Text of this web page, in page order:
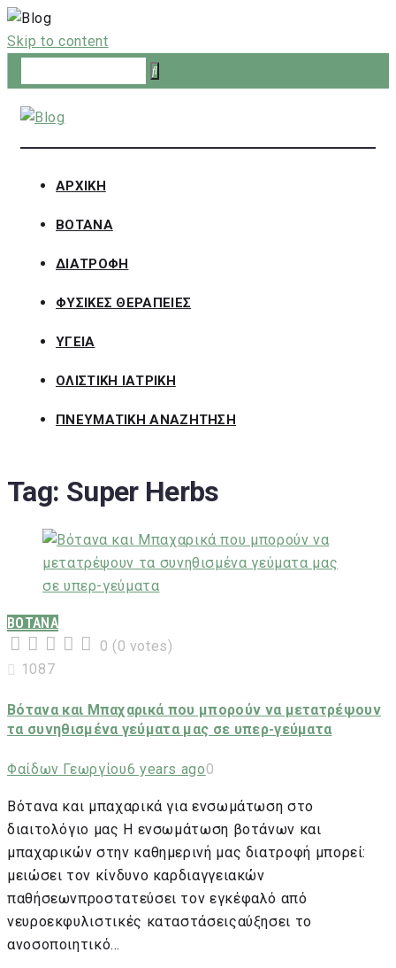
Skip to content
ΑΡΧΙΚΗ
ΒΟΤΑΝΑ
ΔΙΑΤΡΟΦΗ
ΦΥΣΙΚΕΣ ΘΕΡΑΠΕΙΕΣ
ΥΓΕΙΑ
ΟΛΙΣΤΙΚΗ ΙΑΤΡΙΚΗ
ΠΝΕΥΜΑΤΙΚΗ ΑΝΑΖΗΤΗΣΗ
Tag: Super Herbs
ΒΟΤΑΝΑ
3
2
1
0 (0 votes)
1087
Βότανα και Μπαχαρικά που μπορούν να μετατρέψουν
τα συνηθισμένα γεύματα μας σε υπερ-γεύματα
Φαίδων Γεωργίου6 years ago0
Βότανα και μπαχαρικά για ενσωμάτωση στο
διαιτολόγιο μας Η ενσωμάτωση βοτάνων και
μπαχαρικών στην καθημερινή μας διατροφή μπορεί:
μειώσει τον κίνδυνο καρδιαγγειακών
παθήσεωνπροστατεύσει τον εγκέφαλό από
νευροεκφυλιστικές καταστάσειςαύξησει το
ανοσοποιητικό…